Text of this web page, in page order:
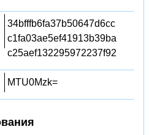
34bfffb6fa37b50647d6cc
c1fa03ae5ef41913b39ba
c25aef132295972237f92
MTU0Mzk=